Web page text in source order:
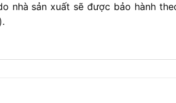
nhà sản xuất sẽ được bảo hành